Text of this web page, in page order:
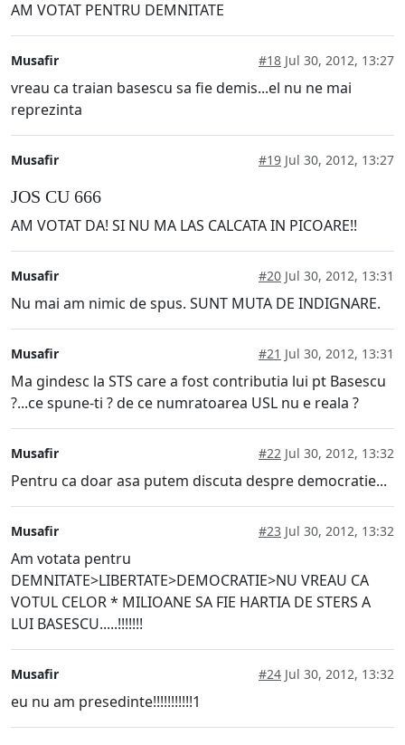
AM VOTAT PENTRU DEMNITATE
Musafir #18 Jul 30, 2012, 13:27
vreau ca traian basescu sa fie demis...el nu ne mai
reprezinta
Musafir #19 Jul 30, 2012, 13:27
JOS CU 666
AM VOTAT DA! SI NU MA LAS CALCATA IN PICOARE!!
Musafir #20 Jul 30, 2012, 13:31
Nu mai am nimic de spus. SUNT MUTA DE INDIGNARE.
Musafir #21 Jul 30, 2012, 13:31
Ma gindesc la STS care a fost contributia lui pt Basescu
?...ce spune-ti ? de ce numratoarea USL nu e reala ?
Musafir #22 Jul 30, 2012, 13:32
Pentru ca doar asa putem discuta despre democratie...
Musafir #23 Jul 30, 2012, 13:32
Am votata pentru
DEMNITATE>LIBERTATE>DEMOCRATIE>NU VREAU CA
VOTUL CELOR * MILIOANE SA FIE HARTIA DE STERS A
LUI BASESCU.....!!!!!!!
Musafir #24 Jul 30, 2012, 13:32
eu nu am presedinte!!!!!!!!!!!1